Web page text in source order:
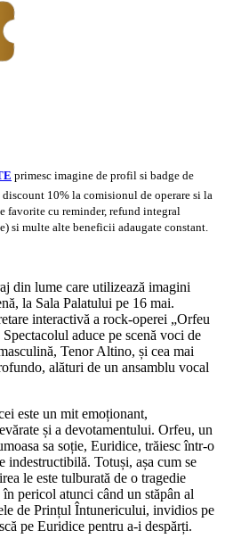
primesc imagine de profil si badge de
10% la comisionul de operare si la
favorite cu reminder, refund integral
si multe alte beneficii adaugate constant.
din lume care utilizează imagini
la Sala Palatului pe 16 mai.
interactivă a rock-operei „Orfeu
aduce pe scenă voci de
Tenor Altino, și cea mai
alături de un ansamblu vocal
este un mit emoționant,
și a devotamentului. Orfeu, un
sa soție, Euridice, trăiesc într-o
indestructibilă. Totuși, așa cum se
le este tulburată de o tragedie
pericol atunci când un stăpân al
de Prințul Întunericului, invidios pe
pe Euridice pentru a-i despărți.